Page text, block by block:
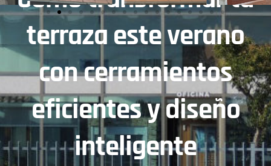
terraza este verano
con cerramientos
eficientes y diseño
inteligente